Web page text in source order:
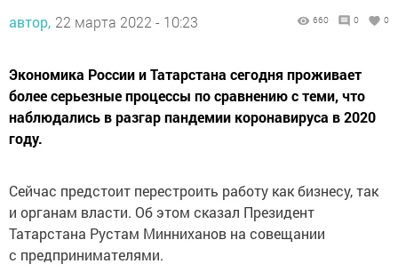
автор, 22 марта 2022 - 10:23 660 0 0
Экономика России и Татарстана сегодня проживает
более серьезные процессы по сравнению с теми, что
наблюдались в разгар пандемии коронавируса в 2020
году.
Сейчас предстоит перестроить работу как бизнесу, так
и органам власти. Об этом сказал Президент
Татарстана Рустам Минниханов на совещании
с предпринимателями.